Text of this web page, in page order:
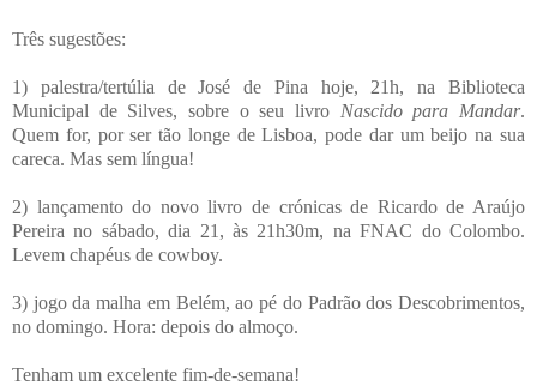
Três sugestões:
1) palestra/tertúlia de José de Pina hoje, 21h, na Biblioteca
Municipal de Silves, sobre o seu livro Nascido para Mandar.
Quem for, por ser tão longe de Lisboa, pode dar um beijo na sua
careca. Mas sem língua!
2) lançamento do novo livro de crónicas de Ricardo de Araújo
Pereira no sábado, dia 21, às 21h30m, na FNAC do Colombo.
Levem chapéus de cowboy.
3) jogo da malha em Belém, ao pé do Padrão dos Descobrimentos,
no domingo. Hora: depois do almoço.
Tenham um excelente fim-de-semana!